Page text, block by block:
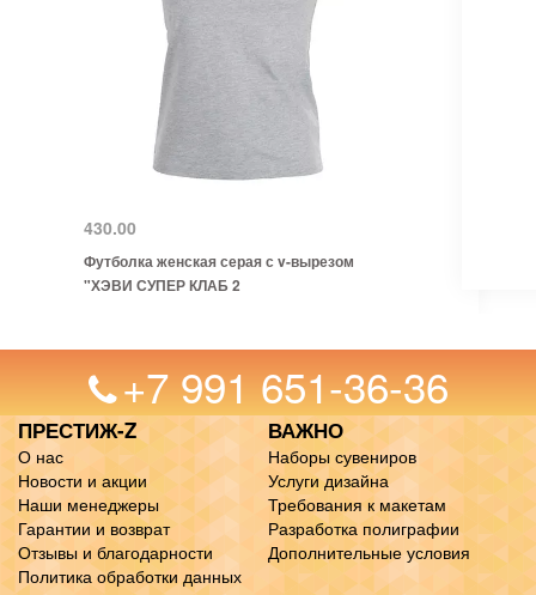
430.00
Футболка женская серая с v-вырезом
"ХЭВИ СУПЕР КЛАБ 2
+7 991 651-36-36
ПРЕСТИЖ-Z
О нас
Новости и акции
Наши менеджеры
Гарантии и возврат
Отзывы и благодарности
Политика обработки данных
ВАЖНО
Наборы сувениров
Услуги дизайна
Требования к макетам
Разработка полиграфии
Дополнительные условия